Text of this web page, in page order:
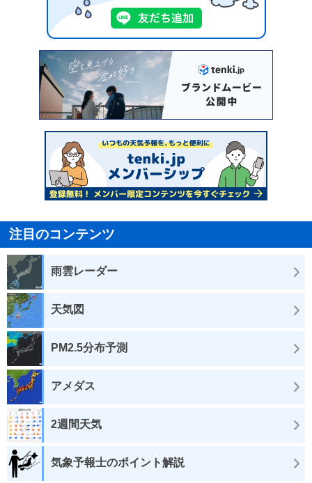
注目のコンテンツ
雨雲レーダー
天気図
PM2.5分布予測
アメダス
2週間天気
気象予報士のポイント解説